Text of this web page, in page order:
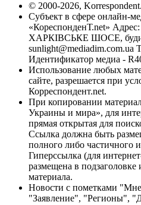
© 2000-2026,
Субъект в сфере онлайн-
«КореспонденТ.net» Адрес:
ХАРКІВСЬКЕ ШОСЕ,
sunlight@mediadim.com.ua
Идентификатор медиа -
Использование любых
сайте, разрешается при
Корреспондент.net.
При копировании
Украины и мира», для
прямая открытая для
Ссылка должна быть
полного либо частичного
Гиперссылка (для
размещена в подзаголовке
материала.
Новости с пометками
"Заявление", "Регионы",